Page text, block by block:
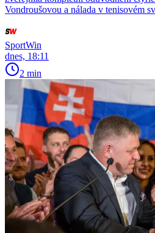
Vondroušovou a nálada v tenisovém
SportWin
dnes, 18:11
2 min